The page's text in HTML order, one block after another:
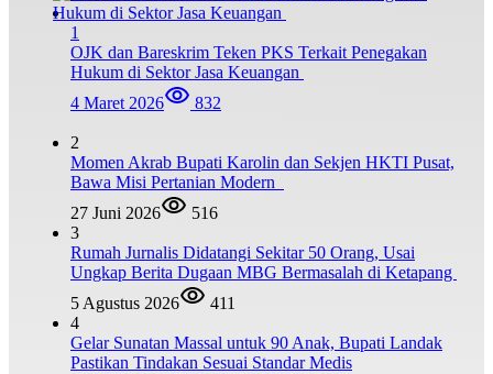
1
OJK dan Bareskrim Teken PKS Terkait Penegakan
Hukum di Sektor Jasa Keuangan
4 Maret 2026
832
2
Momen Akrab Bupati Karolin dan Sekjen HKTI Pusat,
Bawa Misi Pertanian Modern
27 Juni 2026
516
3
Rumah Jurnalis Didatangi Sekitar 50 Orang, Usai
Ungkap Berita Dugaan MBG Bermasalah di Ketapang
5 Agustus 2026
411
4
Gelar Sunatan Massal untuk 90 Anak, Bupati Landak
Pastikan Tindakan Sesuai Standar Medis